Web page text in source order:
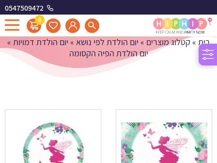
0547509472
0
יום הולדת הפיה הקסומה
בית » קטלוג מוצרים » יום הולדת לפי נושא » יום הולדת דמויות »
יום הולדת הפיה הקסומה